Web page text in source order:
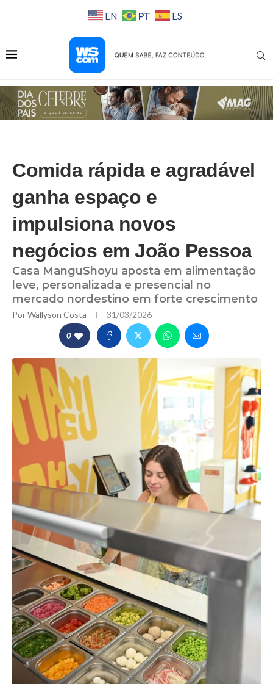
EN PT ES
Comida rápida e agradável
ganha espaço e
impulsiona novos
negócios em João Pessoa
Casa ManguShoyu aposta em alimentação
leve, personalizada e presencial no
mercado nordestino em forte crescimento
PorWallyson Costa 31/03/2026
0